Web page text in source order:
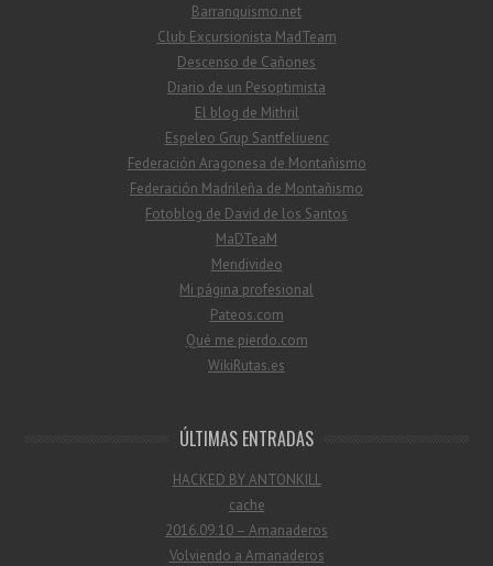
Barranquismo.net
Club Excursionista MadTeam
Descenso de Cañones
Diario de un Pesoptimista
El blog de Mithril
Espeleo Grup Santfeliuenc
Federación Aragonesa de Montañismo
Federación Madrileña de Montañismo
Fotoblog de David de los Santos
MaDTeaM
Mendivideo
Mi página profesional
Pateos.com
Qué me pierdo.com
WikiRutas.es
ÚLTIMAS ENTRADAS
HACKED BY ANTONKILL
cache
2016.09.10 – Amanaderos
Volviendo a Amanaderos